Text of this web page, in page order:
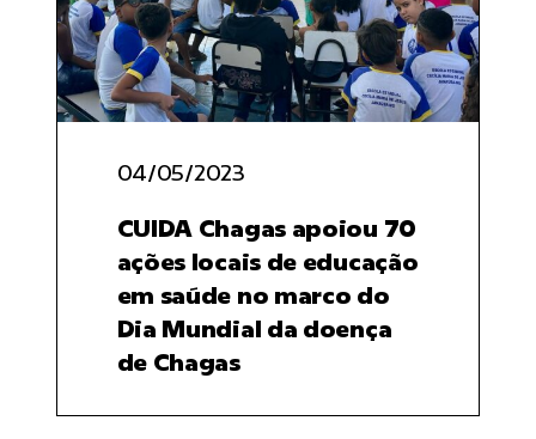
04/05/2023
CUIDA Chagas apoiou 70
ações locais de educação
em saúde no marco do
Dia Mundial da doença
de Chagas